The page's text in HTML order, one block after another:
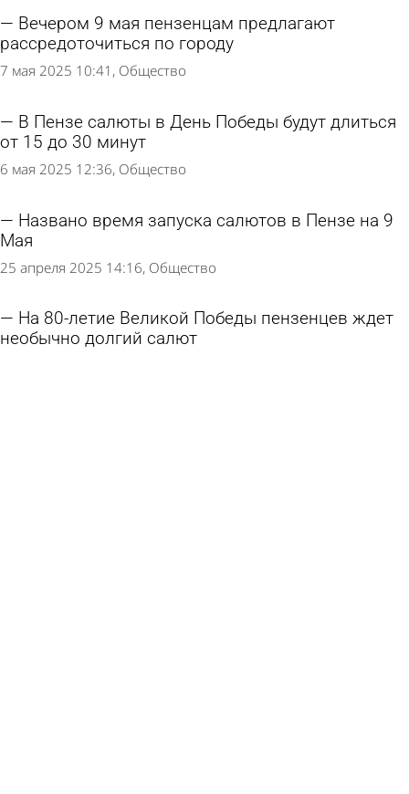
Вечером 9 мая пензенцам предлагают
рассредоточиться по городу
7 мая 2025 10:41 Общество
В Пензе салюты в День Победы будут длиться
от 15 до 30 минут
6 мая 2025 12:36 Общество
Названо время запуска салютов в Пензе на 9
Мая
25 апреля 2025 14:16 Общество
На 80-летие Великой Победы пензенцев ждет
необычно долгий салют